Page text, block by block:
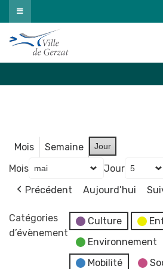
Passer
au
contenu
Mois Semaine Jour
Mois Jour
Précédent
Aujourd’hui
Catégories
d’évènement
Culture
Environnement
Mobilité